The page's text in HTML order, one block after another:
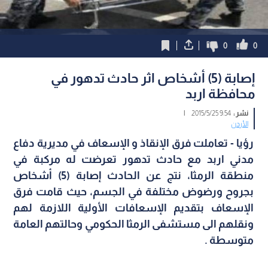
0
0
إصابة (5) أشخاص اثر حادث تدهور في
محافظة اربد
نشر :9:54 2015/5/25
|
الأردن
رؤيا - تعاملت فرق الإنقاذ و الإسعاف في مديرية دفاع
مدني اربد مع حادث تدهور تعرضت له مركبة في
منطقة الرمثا، نتج عن الحادث إصابة (5) أشخاص
بجروح ورضوض مختلفة في الجسم، حيث قامت فرق
الإسعاف بتقديم الإسعافات الأولية اللازمة لهم
ونقلهم الى مستشفى الرمثا الحكومي وحالتهم العامة
متوسطة .